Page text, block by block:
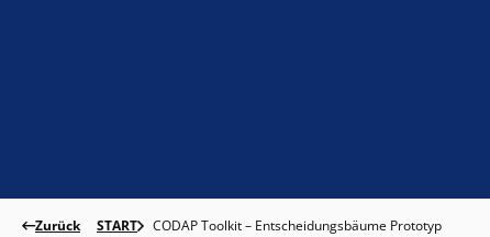
Zurück START CODAP Toolkit – Entscheidungsbäume Prototyp